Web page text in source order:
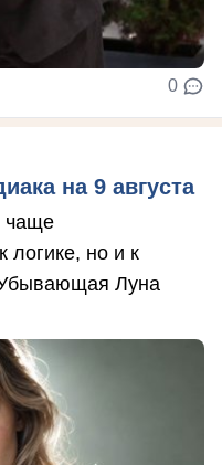
0
на 9 августа
чаще
логике, но и к
Луна